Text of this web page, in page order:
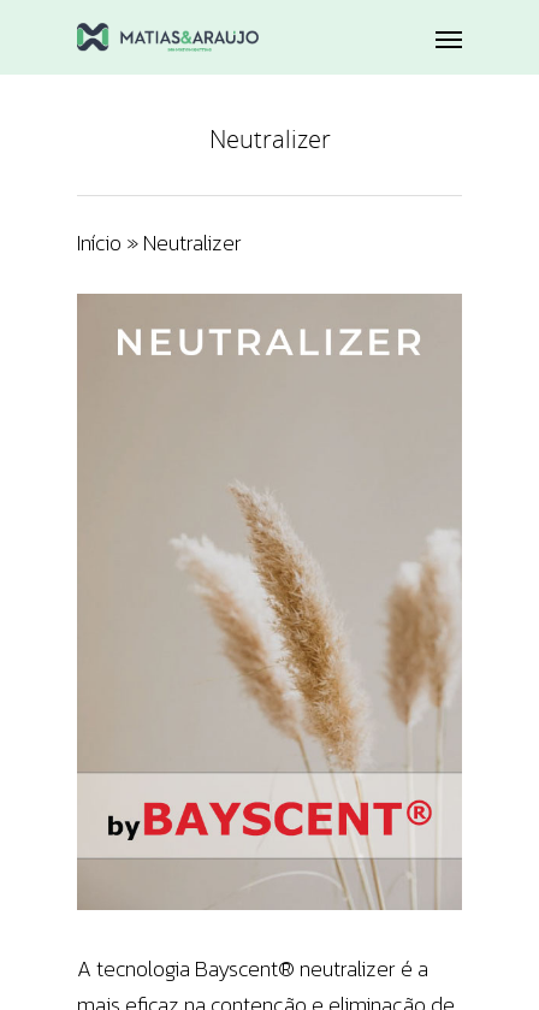
Neutralizer
Início »Neutralizer
A tecnologia Bayscent® neutralizer é a